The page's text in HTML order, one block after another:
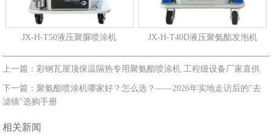
JX-H-T50液压聚脲喷涂机 JX-H-T40D液压聚氨酯发泡机
上一篇：彩钢瓦屋顶保温隔热专用聚氨酯喷涂机 工程级设备厂家直供
下一篇：聚氨酯喷涂机哪家好？怎么选？——2026年实地走访后的"去
滤镜"选购手册
相关新闻